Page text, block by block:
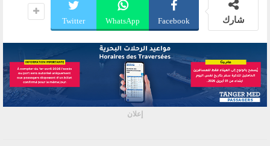
شارك Facebook
WhatsApp
Twitter
إعلان